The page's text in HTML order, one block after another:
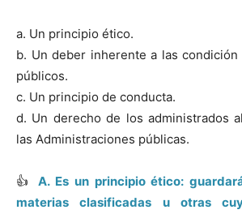
a. Un principio ético.
b. Un deber inherente a las
públicos.
c. Un principio de conducta.
d. Un derecho de los administrados
las Administraciones públicas.
👍 A. Es un principio ético:
materias clasificadas u otras